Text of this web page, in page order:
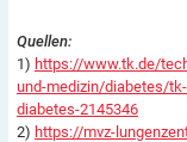
Quellen:
1) https://www.tk.de/
und-medizin/diabetes/
diabetes-2145346
2) https://mvz-